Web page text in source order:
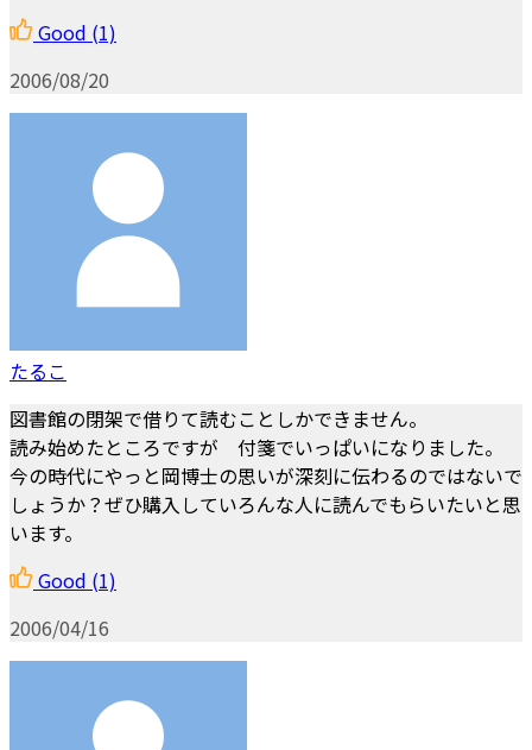
Good (1)
2006/08/20
たるこ
図書館の閉架で借りて読むことしかできません。
読み始めたところですが 付箋でいっぱいになりました。
今の時代にやっと岡博士の思いが深刻に伝わるのではないで
しょうか？ぜひ購入していろんな人に読んでもらいたいと思
います。
Good (1)
2006/04/16